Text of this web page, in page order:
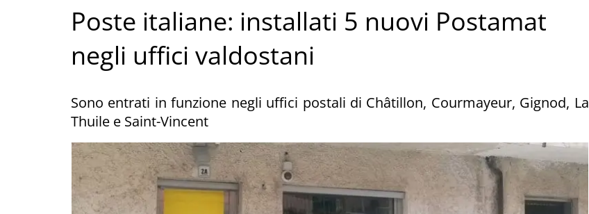
Poste italiane: installati 5 nuovi Postamat
negli uffici valdostani
Sono entrati in funzione negli uffici postali di Châtillon, Courmayeur, Gignod, La
Thuile e Saint-Vincent